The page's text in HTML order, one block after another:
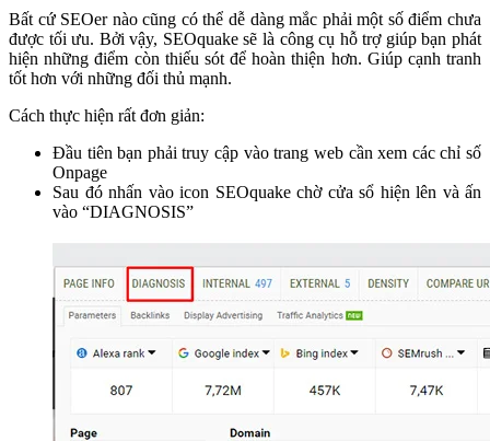
Bất cứ SEOer nào cũng có thể dễ dàng mắc phải một số điểm chưa
được tối ưu. Bởi vậy, SEOquake sẽ là công cụ hỗ trợ giúp bạn phát
hiện những điểm còn thiếu sót để hoàn thiện hơn. Giúp cạnh tranh
tốt hơn với những đối thủ mạnh.
Cách thực hiện rất đơn giản:
Đầu tiên bạn phải truy cập vào trang web cần xem các chỉ số
Onpage
Sau đó nhấn vào icon SEOquake chờ cửa sổ hiện lên và ấn
vào “DIAGNOSIS”